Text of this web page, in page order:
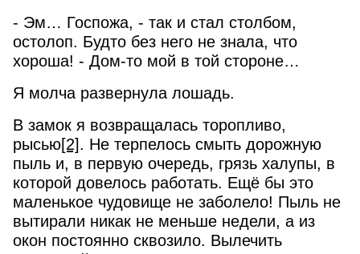
- Эм… Госпожа, - так и стал столбом,
остолоп. Будто без него не знала, что
хороша! - Дом-то мой в той стороне…
Я молча развернула лошадь.
В замок я возвращалась торопливо,
рысью[2]. Не терпелось смыть дорожную
пыль и, в первую очередь, грязь халупы, в
которой довелось работать. Ещё бы это
маленькое чудовище не заболело! Пыль не
вытирали никак не меньше недели, а из
окон постоянно сквозило. Вылечить